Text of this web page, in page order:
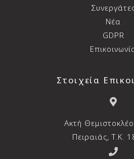
Νέα
GDPR
Στοιχεία
Aκτή
Πειραιάς, T.K.